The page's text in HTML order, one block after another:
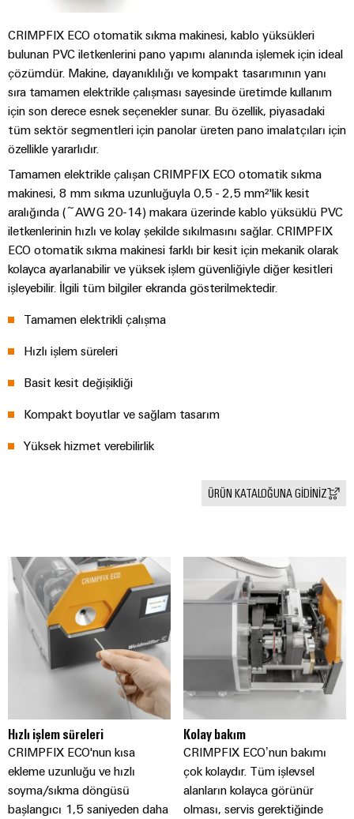
için
çözümler
Veri
Merkezi
Veri
merkezleri
için
çözümler
ürünler
verimli,
güvenilir,
ölçeklenebilir
İş
Yeri
&
Aksesuarlar
Aletler
Otomatik
makineler
Yazılım
Markalama
Endüstriyel
yazıcılar
Endüstriyel
aydınlatma
Pano
Altyapısı
klemens
rayları
Değiştirilmiş
ve
monte
edilmiş
muhafazalar
Özel
kablo
montajları
CRIMPFIX ECO otomatik sıkma makinesi, kablo yüksükleri
bulunan PVC iletkenlerini pano yapımı alanında işlemek için ideal
çözümdür. Makine, dayanıklılığı ve kompakt tasarımının yanı
sıra tamamen elektrikle çalışması sayesinde üretimde kullanım
için son derece esnek seçenekler sunar. Bu özellik, piyasadaki
tüm sektör segmentleri için panolar üreten pano imalatçıları için
özellikle yararlıdır.
Tamamen elektrikle çalışan CRIMPFIX ECO otomatik sıkma
makinesi, 8 mm sıkma uzunluğuyla 0,5 - 2,5 mm²'lik kesit
aralığında (~AWG 20-14) makara üzerinde kablo yüksüklü PVC
iletkenlerinin hızlı ve kolay şekilde sıkılmasını sağlar. CRIMPFIX
ECO otomatik sıkma makinesi farklı bir kesit için mekanik olarak
kolayca ayarlanabilir ve yüksek işlem güvenliğiyle diğer kesitleri
işleyebilir. İlgili tüm bilgiler ekranda gösterilmektedir.
Tamamen elektrikli çalışma
Hızlı işlem süreleri
Basit kesit değişikliği
Kompakt boyutlar ve sağlam tasarım
Yüksek hizmet verebilirlik
ÜRÜN KATALOĞUNA GİDİNİZ
Hızlı işlem süreleri
CRIMPFIX ECO'nun kısa
ekleme uzunluğu ve hızlı
soyma/sıkma döngüsü
başlangıcı 1,5 saniyeden daha
Kolay bakım
CRIMPFIX ECO’nun bakımı
çok kolaydır. Tüm işlevsel
alanların kolayca görünür
olması, servis gerektiğinde